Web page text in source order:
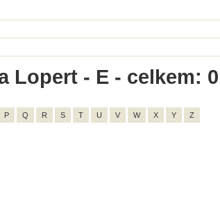
Lopert - E - celkem: 0
P Q R S T U V W X Y Z